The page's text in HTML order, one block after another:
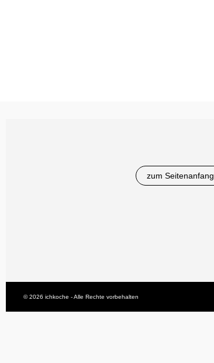
zum Seitenanfang
© 2026 ichkoche - Alle Rechte vorbehalten